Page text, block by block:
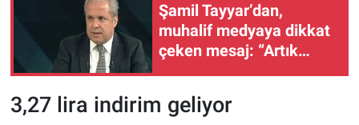
Şamil Tayyar’dan,
muhalif medyaya dikkat
çeken mesaj: “Artık
sığmıyor...”
3,27 lira indirim geliyor